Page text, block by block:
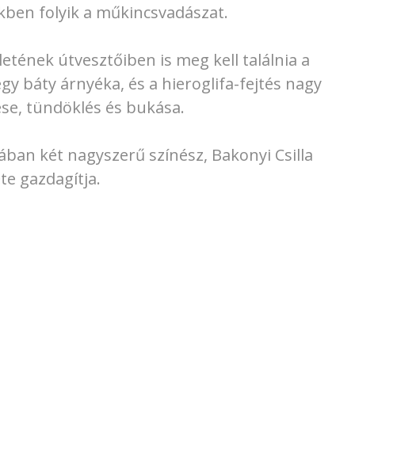
folyik a műkincsvadászat.
útvesztőiben is meg kell találnia a
báty árnyéka, és a hieroglifa-fejtés nagy
tündöklés és bukása.
két nagyszerű színész, Bakonyi Csilla
gazdagítja.